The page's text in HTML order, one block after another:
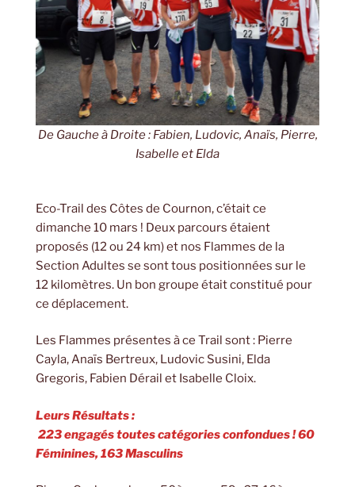
De Gauche à Droite : Fabien, Ludovic, Anaïs, Pierre,
Isabelle et Elda
Eco-Trail des Côtes de Cournon, c’était ce
dimanche 10 mars ! Deux parcours étaient
proposés (12 ou 24 km) et nos Flammes de la
Section Adultes se sont tous positionnées sur le
12 kilomètres. Un bon groupe était constitué pour
ce déplacement.
Les Flammes présentes à ce Trail sont : Pierre
Cayla, Anaïs Bertreux, Ludovic Susini, Elda
Gregoris, Fabien Dérail et Isabelle Cloix.
Leurs Résultats :
223 engagés toutes catégories confondues ! 60
Féminines, 163 Masculins